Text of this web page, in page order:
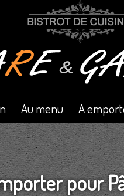
Au menu A
pour